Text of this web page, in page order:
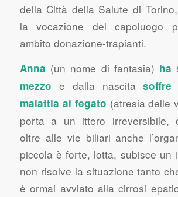
della Città della Salute di
la vocazione del capoluogo
ambito donazione-trapianti.
Anna (un nome di fantasia) ha
mezzo e dalla nascita
malattia al fegato (atresia delle
porta a un ittero irreversibile,
oltre alle vie biliari anche
piccola è forte, lotta, subisce un
non risolve la situazione tanto
è ormai avviato alla cirrosi